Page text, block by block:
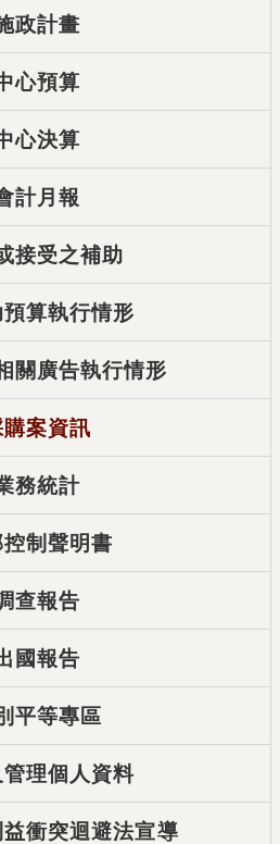
政計畫
心預算
心決算
計月報
接受之補助
算執行情形
關廣告執行情形
案資訊
務統計
控制聲明書
查報告
國報告
平等專區
理個人資料
衝突迴避法宣導